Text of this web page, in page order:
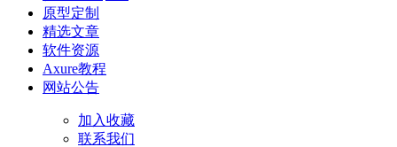
原型定制
精选文章
软件资源
Axure教程
网站公告
加入收藏
联系我们